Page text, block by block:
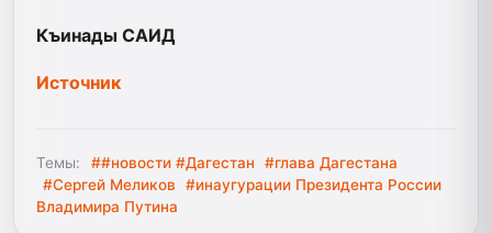
Къинады САИД
Источник
Темы: ##новости #Дагестан
#глава Дагестана
#Сергей Меликов
#инаугурации Президента России
Владимира Путина